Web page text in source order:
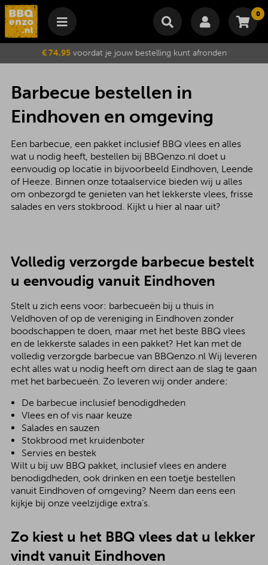
0
Winkelmand
Je winkelwagen is momenteel leeg.
Subtotaal €
Wijzig winkelmand
€ 74,95voordat je jouw bestelling kunt afronden
Barbecue bestellen in
Eindhoven en omgeving
Een barbecue, een pakket inclusief BBQ vlees en alles
wat u nodig heeft, bestellen bij BBQenzo.nl doet u
eenvoudig op locatie in bijvoorbeeld Eindhoven, Leende
of Heeze. Binnen onze totaalservice bieden wij u alles
om onbezorgd te genieten van het lekkerste vlees, frisse
salades en vers stokbrood. Kijkt u hier al naar uit?
Volledig verzorgde barbecue bestelt
u eenvoudig vanuit Eindhoven
Stelt u zich eens voor: barbecueën bij u thuis in
Veldhoven of op de vereniging in Eindhoven zonder
boodschappen te doen, maar met het beste BBQ vlees
en de lekkerste salades in een pakket? Het kan met de
volledig verzorgde barbecue van BBQenzo.nl Wij leveren
echt alles wat u nodig heeft om direct aan de slag te gaan
met het barbecueën. Zo leveren wij onder andere:
De barbecue inclusief benodigdheden
Vlees en of vis naar keuze
Salades en sauzen
Stokbrood met kruidenboter
Servies en bestek
Wilt u bij uw BBQ pakket, inclusief vlees en andere
benodigdheden, ook drinken en een toetje bestellen
vanuit Eindhoven of omgeving? Neem dan eens een
kijkje bij onze veelzijdige extra’s.
Zo kiest u het BBQ vlees dat u lekker
vindt vanuit Eindhoven